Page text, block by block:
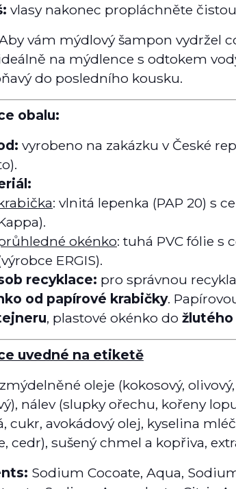
vlasy nakonec propláchněte
vám mýdlový šampon vydržel
na mýdlence s odtokem
do posledního kousku.
obalu:
vyrobeno na zakázku v České
: vlnitá lepenka (PAP 20) s
okénko: tuhá PVC fólie s
ERGIS).
recyklace: pro správnou
od papírové krabičky.
, plastové okénko do
uvedné na etiketě
zmýdelněné oleje (kokosový,
nálev (slupky ořechu, kořeny
cukr, avokádový olej, kyselina
cedr), sušený chmel a kopřiva,
Sodium Cocoate, Aqua,